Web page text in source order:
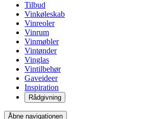
Tilbud
Vinkøleskab
Vinreoler
Vinrum
Vinmøbler
Vintønder
Vinglas
Vintilbehør
Gaveideer
Inspiration
Rådgivning
Åbne navigationen